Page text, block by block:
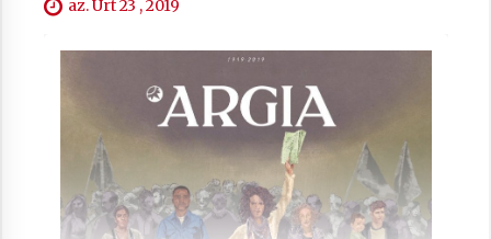
Arrosaren laburpen bideoa Hamaika
Telebistaren eskutik
2021/06/30
az. Urt 23 , 2019